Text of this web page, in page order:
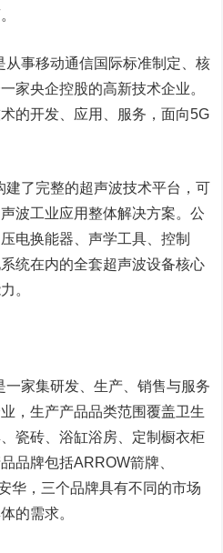
从事移动通信国际标准制定、核
家央企控股的高新技术企业。
的开发、应用、服务，面向5G
建了完整的超声波技术平台，可
波工业应用整体解决方案。公
电换能器、声学工具、控制
统在内的全套超声波设备核心
。
一家集研发、生产、销售与服务
，生产产品品类范围覆盖卫生
瓷砖、浴缸浴房、定制橱衣柜
品牌包括ARROW箭牌、
华，三个品牌具有不同的市场
的需求。